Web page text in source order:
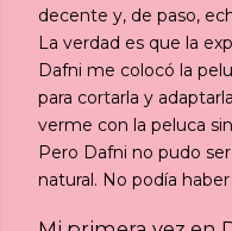
decente y, de paso,
La verdad es que la
Dafni me colocó la
para cortarla y
verme con la peluca
Pero Dafni no pudo
natural. No podía